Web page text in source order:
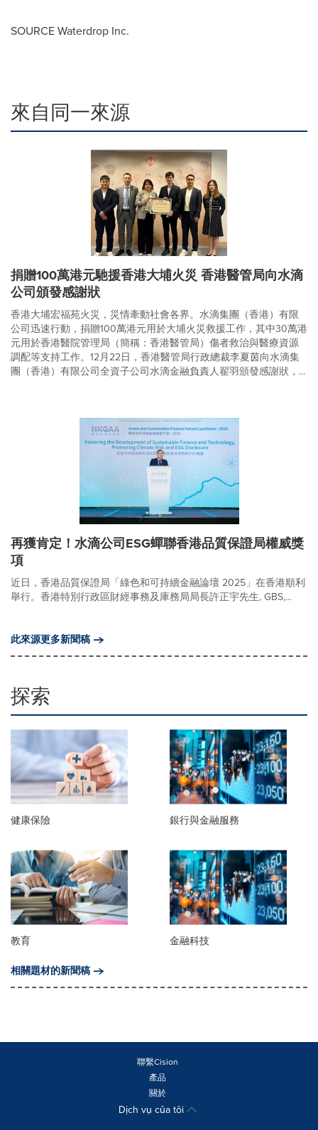
SOURCE Waterdrop Inc.
來自同一來源
捐贈100萬港元馳援香港大埔火災 香港醫管局向水滴
公司頒發感謝狀
香港大埔宏福苑火災，災情牽動社會各界。水滴集團（香港）有限
公司迅速行動，捐贈100萬港元用於大埔火災救援工作，其中30萬港
元用於香港醫院管理局（簡稱：香港醫管局）傷者救治與醫療資源
調配等支持工作。12月22日，香港醫管局行政總裁李夏茵向水滴集
團（香港）有限公司全資子公司水滴金融負責人翟羽頒發感謝狀，...
再獲肯定！水滴公司ESG蟬聯香港品質保證局權威獎
項
近日，香港品質保證局「綠色和可持續金融論壇 2025」在香港順利
舉行。香港特別行政區財經事務及庫務局局長許正宇先生, GBS,...
此來源更多新聞稿
探索
健康保險 銀行與金融服務
教育
金融科技
相關題材的新聞稿
聯繫Cision
產品
關於
Dịch vụ của tôi